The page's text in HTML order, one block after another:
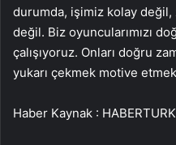
durumda, işimiz kolay değil,
değil. Biz oyuncularımızı
çalışıyoruz. Onları doğru
yukarı çekmek motive
Haber Kaynak :